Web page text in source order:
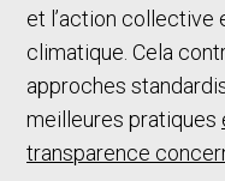
et l’action collective
climatique. Cela
approches
meilleures pratiques
transparence